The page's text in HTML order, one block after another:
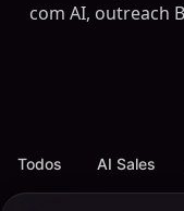
com AI, outreach
Todos AI Sales